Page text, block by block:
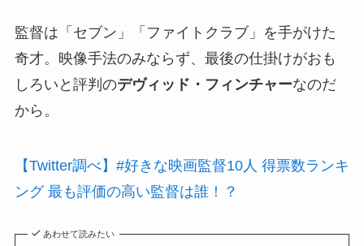
監督は「セブン」「ファイトクラブ」を手がけた
奇才。映像手法のみならず、最後の仕掛けがおも
しろいと評判のデヴィッド・フィンチャーなのだ
から。
【Twitter調べ】#好きな映画監督10人 得票数ランキ
ング 最も評価の高い監督は誰！？
あわせて読みたい